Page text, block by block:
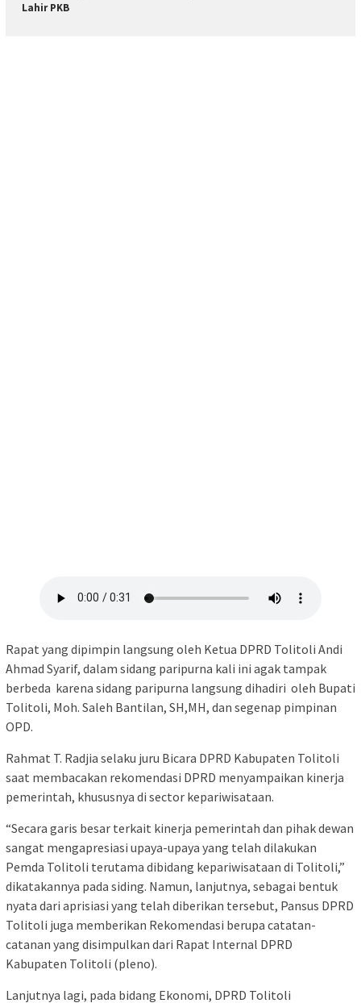
Lahir PKB
Rapat yang dipimpin langsung oleh Ketua DPRD Tolitoli Andi
Ahmad Syarif, dalam sidang paripurna kali ini agak tampak
berbeda karena sidang paripurna langsung dihadiri oleh Bupati
Tolitoli, Moh. Saleh Bantilan, SH,MH, dan segenap pimpinan
OPD.
Rahmat T. Radjia selaku juru Bicara DPRD Kabupaten Tolitoli
saat membacakan rekomendasi DPRD menyampaikan kinerja
pemerintah, khususnya di sector kepariwisataan.
“Secara garis besar terkait kinerja pemerintah dan pihak dewan
sangat mengapresiasi upaya-upaya yang telah dilakukan
Pemda Tolitoli terutama dibidang kepariwisataan di Tolitoli,”
dikatakannya pada siding. Namun, lanjutnya, sebagai bentuk
nyata dari aprisiasi yang telah diberikan tersebut, Pansus DPRD
Tolitoli juga memberikan Rekomendasi berupa catatan-
catanan yang disimpulkan dari Rapat Internal DPRD
Kabupaten Tolitoli (pleno).
Lanjutnya lagi, pada bidang Ekonomi, DPRD Tolitoli